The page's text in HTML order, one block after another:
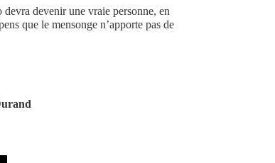
devenir une vraie personne, en
que le mensonge n’apporte pas de